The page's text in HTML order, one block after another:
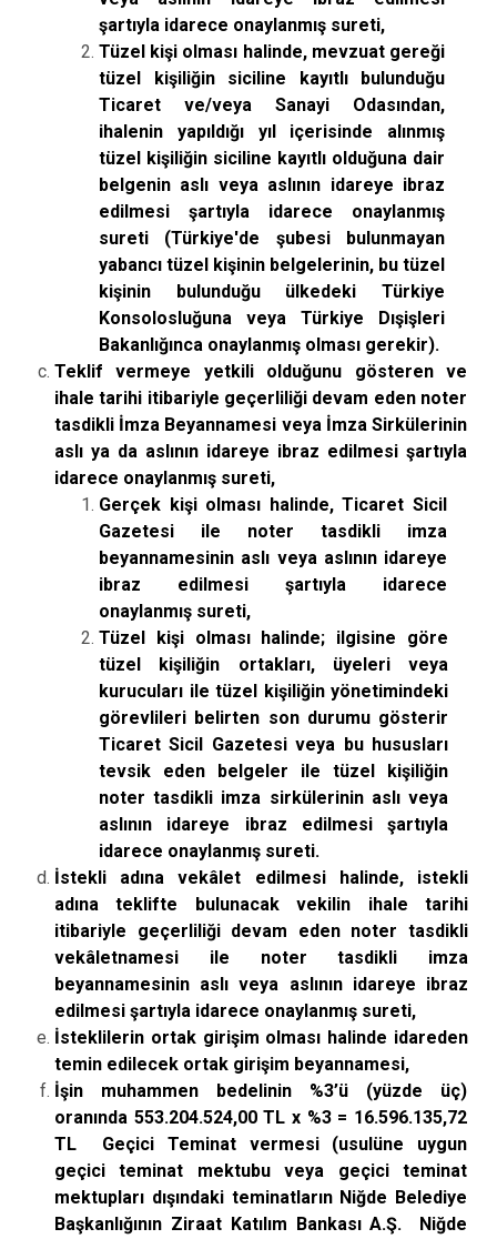
şartıyla idarece onaylanmış sureti,
Tüzel kişi olması halinde, mevzuat gereği
tüzel kişiliğin siciline kayıtlı bulunduğu
Ticaret ve/veya Sanayi Odasından,
ihalenin yapıldığı yıl içerisinde alınmış
tüzel kişiliğin siciline kayıtlı olduğuna dair
belgenin aslı veya aslının idareye ibraz
edilmesi şartıyla idarece onaylanmış
sureti (Türkiye'de şubesi bulunmayan
yabancı tüzel kişinin belgelerinin, bu tüzel
kişinin bulunduğu ülkedeki Türkiye
Konsolosluğuna veya Türkiye Dışişleri
Bakanlığınca onaylanmış olması gerekir).
Teklif vermeye yetkili olduğunu gösteren ve
ihale tarihi itibariyle geçerliliği devam eden noter
tasdikli İmza Beyannamesi veya İmza Sirkülerinin
aslı ya da aslının idareye ibraz edilmesi şartıyla
idarece onaylanmış sureti,
Gerçek kişi olması halinde, Ticaret Sicil
Gazetesi ile noter tasdikli imza
beyannamesinin aslı veya aslının idareye
ibraz edilmesi şartıyla idarece
onaylanmış sureti,
Tüzel kişi olması halinde; ilgisine göre
tüzel kişiliğin ortakları, üyeleri veya
kurucuları ile tüzel kişiliğin yönetimindeki
görevlileri belirten son durumu gösterir
Ticaret Sicil Gazetesi veya bu hususları
tevsik eden belgeler ile tüzel kişiliğin
noter tasdikli imza sirkülerinin aslı veya
aslının idareye ibraz edilmesi şartıyla
idarece onaylanmış sureti.
İstekli adına vekâlet edilmesi halinde, istekli
adına teklifte bulunacak vekilin ihale tarihi
itibariyle geçerliliği devam eden noter tasdikli
vekâletnamesi ile noter tasdikli imza
beyannamesinin aslı veya aslının idareye ibraz
edilmesi şartıyla idarece onaylanmış sureti,
İsteklilerin ortak girişim olması halinde idareden
temin edilecek ortak girişim beyannamesi,
İşin muhammen bedelinin %3’ü (yüzde üç)
oranında 553.204.524,00 TL x %3 = 16.596.135,72
TL Geçici Teminat vermesi (usulüne uygun
geçici teminat mektubu veya geçici teminat
mektupları dışındaki teminatların Niğde Belediye
Başkanlığının Ziraat Katılım Bankası A.Ş. Niğde